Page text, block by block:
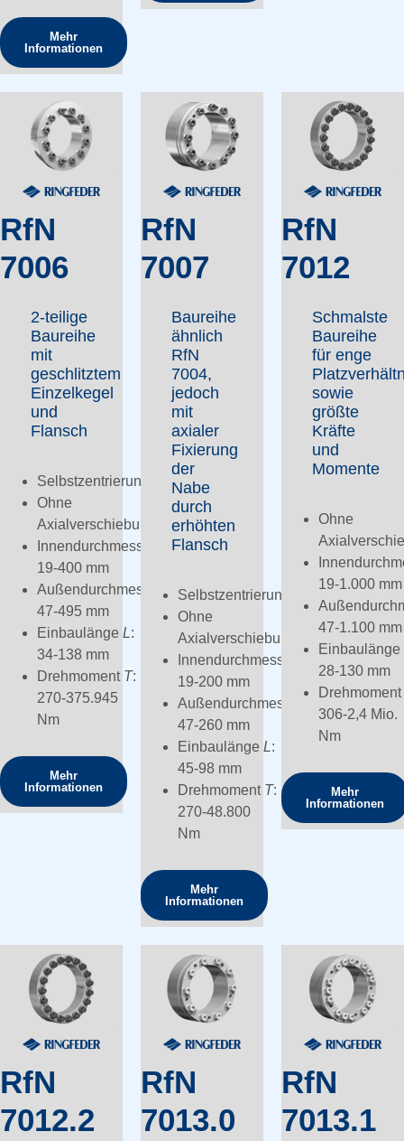
Mehr
Informationen
RfN
7006
2-teilige
Baureihe
mit
geschlitztem
Einzelkegel
und
Flansch
Selbstzentrierung
Ohne
Axialverschiebung
Innendurchmesser
19-400 mm
Außendurchmesser
:
47-495 mm
Einbaulänge L:
34-138 mm
Drehmoment T:
270-375.945
Nm
Mehr
Informationen
RfN
7007
Baureihe
ähnlich
RfN
7004,
jedoch
mit
axialer
Fixierung
der
Nabe
durch
erhöhten
Flansch
Selbstzentrierung
Ohne
Axialverschiebung
Innendurchmesser
19-200 mm
Außendurchmesser
47-260 mm
Einbaulänge L:
45-98 mm
Drehmoment T:
270-48.800
Nm
Mehr
Informationen
RfN
7012
Schmalste
Baureihe
für enge
sowie
größte
Kräfte
und
Momente
Ohne
19-1.000 mm
47-1.100 mm
Einbaulänge
28-130 mm
Drehmoment
306-2,4 Mio.
Nm
Mehr
Informationen
RfN
7012.2
RfN
7013.0
RfN
7013.1